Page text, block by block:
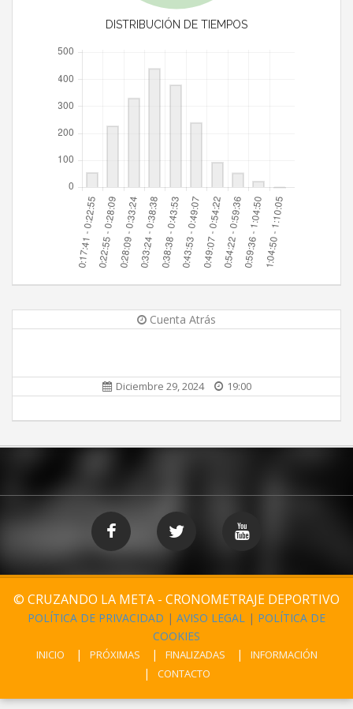
DISTRIBUCIÓN DE TIEMPOS
Cuenta Atrás
Diciembre 29, 2024 19:00
© CRUZANDO LA META - CRONOMETRAJE DEPORTIVO
POLÍTICA DE PRIVACIDAD | AVISO LEGAL | POLÍTICA DE
COOKIES
INICIO PRÓXIMAS FINALIZADAS
INFORMACIÓN
CONTACTO